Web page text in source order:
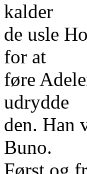
kalder
de usle
for at
føre
udrydde
den. Han
Buno.